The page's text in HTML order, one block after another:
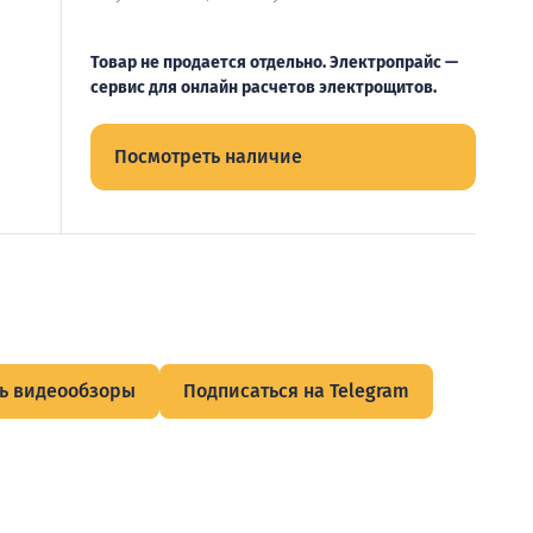
Товар не продается отдельно. Электропрайс —
сервис для онлайн расчетов электрощитов.
Посмотреть наличие
видеообзоры Подписаться на Telegram